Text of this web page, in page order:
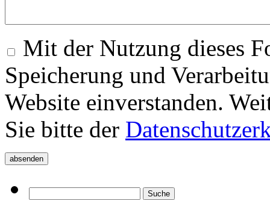
Mit der Nutzung dieses
Speicherung und
Website einverstanden.
Sie bitte der